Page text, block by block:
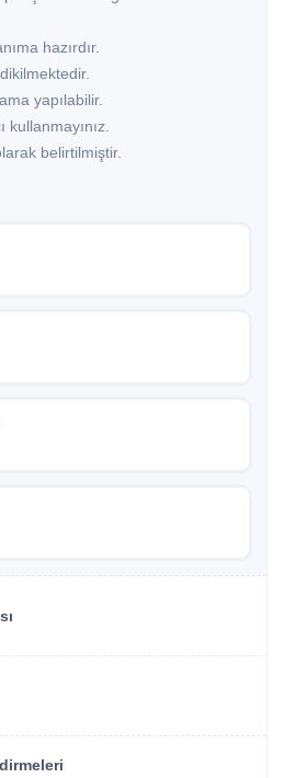
hazırdır.
yapılabilir.
kullanmayınız.
belirtilmiştir.